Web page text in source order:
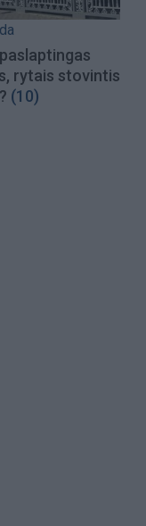
rytais stovintis
(10)